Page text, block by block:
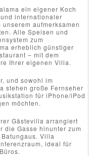
ein eigener Koch
internationaler
aufmerksamen
Alle Speisen und
zum
erheblich günstiger
– mit dem
Ihrer eigenen Villa.
und sowohl im
stehen große Fernseher
für iPhone/iPod
möchten.
Gästevilla arrangiert
die Gasse hinunter zum
Villa
ideal für